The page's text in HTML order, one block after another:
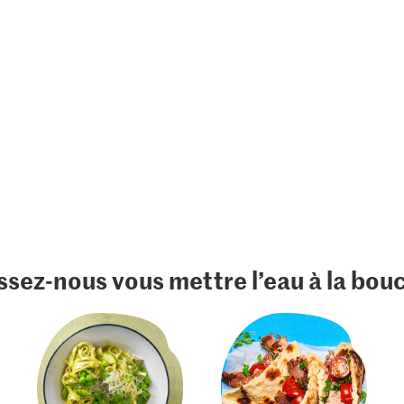
nous vous mettre l’eau à la